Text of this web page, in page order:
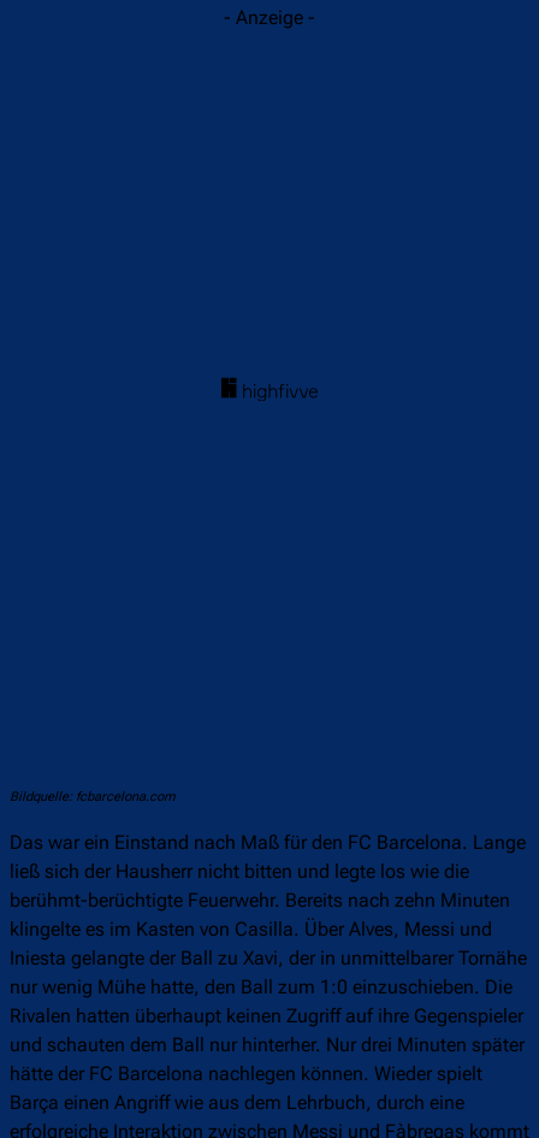
- Anzeige -
Bildquelle: fcbarcelona.com
Das war ein Einstand nach Maß für den FC Barcelona. Lange
ließ sich der Hausherr nicht bitten und legte los wie die
berühmt-berüchtigte Feuerwehr. Bereits nach zehn Minuten
klingelte es im Kasten von Casilla. Über Alves, Messi und
Iniesta gelangte der Ball zu Xavi, der in unmittelbarer Tornähe
nur wenig Mühe hatte, den Ball zum 1:0 einzuschieben. Die
Rivalen hatten überhaupt keinen Zugriff auf ihre Gegenspieler
und schauten dem Ball nur hinterher. Nur drei Minuten später
hätte der FC Barcelona nachlegen können. Wieder spielt
Barça einen Angriff wie aus dem Lehrbuch, durch eine
erfolgreiche Interaktion zwischen Messi und Fàbregas kommt